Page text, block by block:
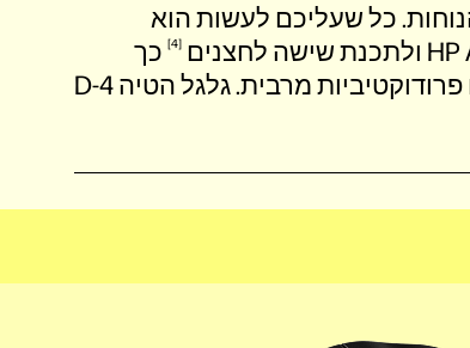
כל שעליכם לעשות הוא
לחצנים 4
כך
שיתאימו לתהליכי העבודה שלכם ויאפשרו פרודוקטיביות מרבית. גלגל הטיה 4-D